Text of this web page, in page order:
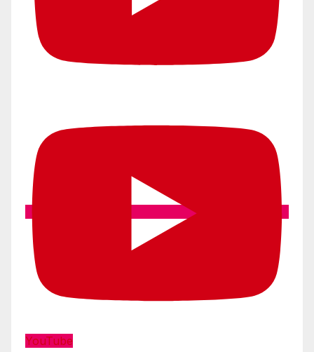
YouTube